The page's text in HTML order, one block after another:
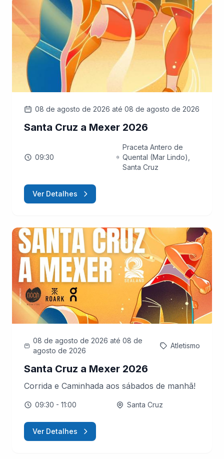
08 de agosto de 2026 até 08 de agosto de 2026
Santa Cruz a Mexer 2026
09:30
Praceta Antero de
Quental (Mar Lindo),
Santa Cruz
Ver Detalhes
08 de agosto de 2026 até 08 de
agosto de 2026
Atletismo
Santa Cruz a Mexer 2026
Corrida e Caminhada aos sábados de manhã!
09:30 - 11:00 Santa Cruz
Ver Detalhes